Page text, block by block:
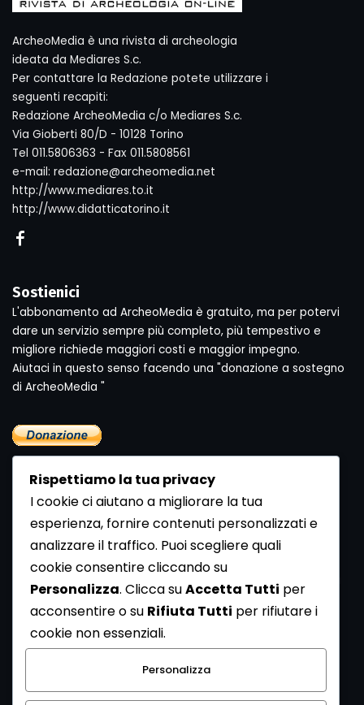
ArcheoMedia è una rivista di archeologia
ideata da Mediares S.c.
Per contattare la Redazione potete utilizzare i
seguenti recapiti:
Redazione ArcheoMedia c/o Mediares S.c.
Via Gioberti 80/D - 10128 Torino
Tel 011.5806363 - Fax 011.5808561
e-mail: redazione@archeomedia.net
http://www.mediares.to.it
http://www.didatticatorino.it
Sostienici
L'abbonamento ad ArcheoMedia è gratuito, ma per potervi
dare un servizio sempre più completo, più tempestivo e
migliore richiede maggiori costi e maggior impegno.
Aiutaci in questo senso facendo una "donazione a sostegno
di ArcheoMedia "
Newsletter
Se vuoi ricevere la Rivista gratuita di archeologia realizzata
dalla Redazione di ArcheoMedia iscriviti alla nostra
Newsletter [Clicca Qui]
Con l'invio del messaggio l'utente dichiara di aver letto
l’informativa sulla privacy e di acconsentire al trattamento
dei propri dati personali.
Rispettiamo la tua privacy
I cookie ci aiutano a migliorare la tua
esperienza, fornire contenuti personalizzati e
analizzare il traffico. Puoi scegliere quali
cookie consentire cliccando su
Personalizza. Clicca suAccetta Tutti per
acconsentire o su Rifiuta Tutti per rifiutare i
cookie non essenziali.
Personalizza